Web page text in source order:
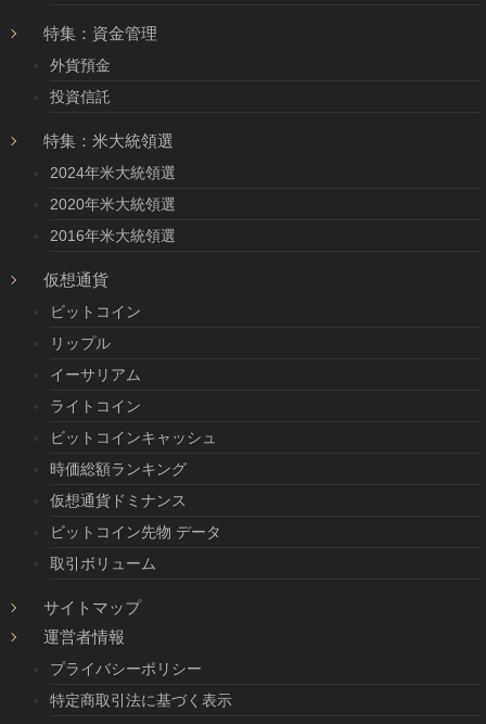
特集：資金管理
外貨預金
投資信託
特集：米大統領選
2024年米大統領選
2020年米大統領選
2016年米大統領選
仮想通貨
ビットコイン
リップル
イーサリアム
ライトコイン
ビットコインキャッシュ
時価総額ランキング
仮想通貨ドミナンス
ビットコイン先物 データ
取引ボリューム
サイトマップ
運営者情報
プライバシーポリシー
特定商取引法に基づく表示